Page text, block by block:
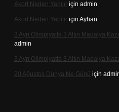
Akort Neden Yapılır için admin
Akort Neden Yapılır için Ayhan
3 Ayrı Olimpiyatta 3 Altın Madalya
admin
3 Ayrı Olimpiyatta 3 Altın Madalya
20 Ağustos Dünya Ne Günü için